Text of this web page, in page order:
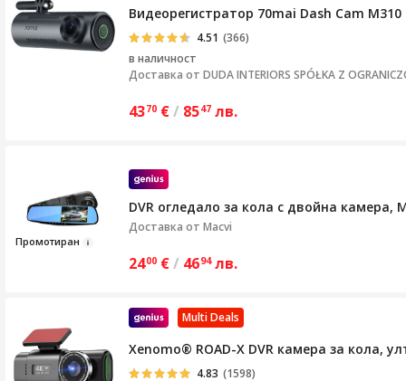
Видеорегистратор 70mai Dash Cam
4.51 (366)
в наличност
Доставка от DUDA INTERIORS SPÓŁKA Z
4370 €/ 8547 лв.
Промотиран
DVR огледало за кола с двойна камера,
Доставка от Macvi
2400 €/ 4694 лв.
Multi Deals
Xenomo® ROAD-X DVR камера за кола,
4.83 (1598)